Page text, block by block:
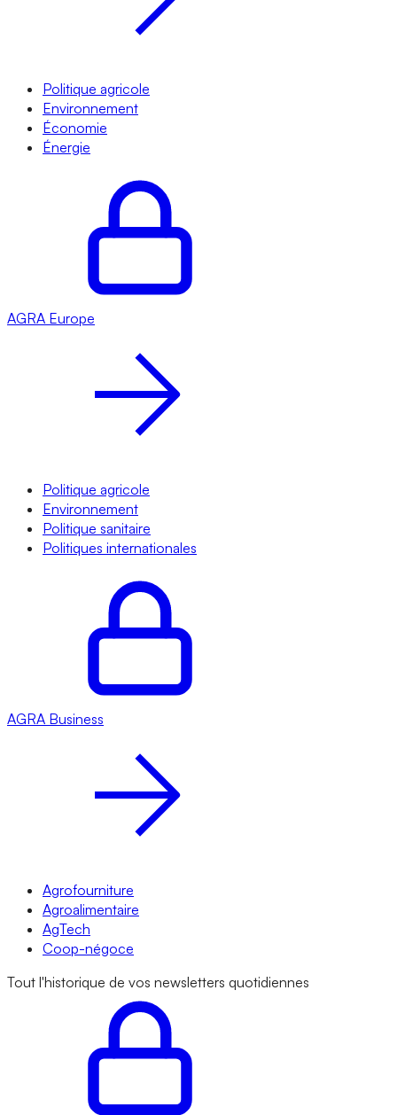
Politique agricole
Environnement
Économie
Énergie
AGRA Europe
Politique agricole
Environnement
Politique sanitaire
Politiques internationales
AGRA Business
Agrofourniture
Agroalimentaire
AgTech
Coop-négoce
Tout l'historique de vos newsletters quotidiennes